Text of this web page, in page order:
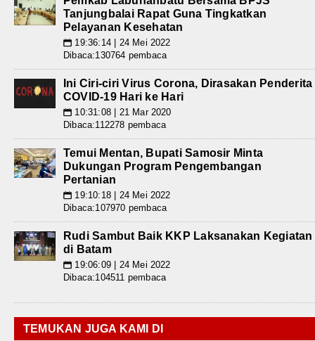
Tanjungbalai Rapat Guna Tingkatkan
Pelayanan Kesehatan
📅 19:36:14 | 24 Mei 2022
Dibaca:130764 pembaca
Ini Ciri-ciri Virus Corona, Dirasakan Penderita
COVID-19 Hari ke Hari
📅 10:31:08 | 21 Mar 2020
Dibaca:112278 pembaca
Temui Mentan, Bupati Samosir Minta
Dukungan Program Pengembangan
Pertanian
📅 19:10:18 | 24 Mei 2022
Dibaca:107970 pembaca
Rudi Sambut Baik KKP Laksanakan Kegiatan
di Batam
📅 19:06:09 | 24 Mei 2022
Dibaca:104511 pembaca
TEMUKAN JUGA KAMI DI